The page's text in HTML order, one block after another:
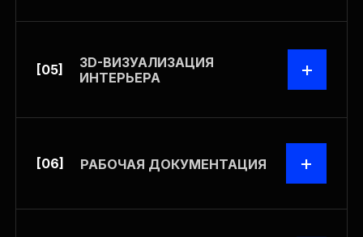
[05]
3D-ВИЗУАЛИЗАЦИЯ
ИНТЕРЬЕРА
+
[06] РАБОЧАЯ ДОКУМЕНТАЦИЯ +